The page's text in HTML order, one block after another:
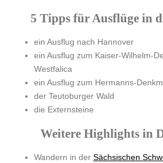
5 Tipps für Ausflüge in
ein Ausflug nach Hannover
ein Ausflug zum Kaiser-Wilhelm-
Westfalica
ein Ausflug zum Hermanns-
der Teutoburger Wald
die Externsteine
Weitere Highlights in
Wandern in der Sächsischen